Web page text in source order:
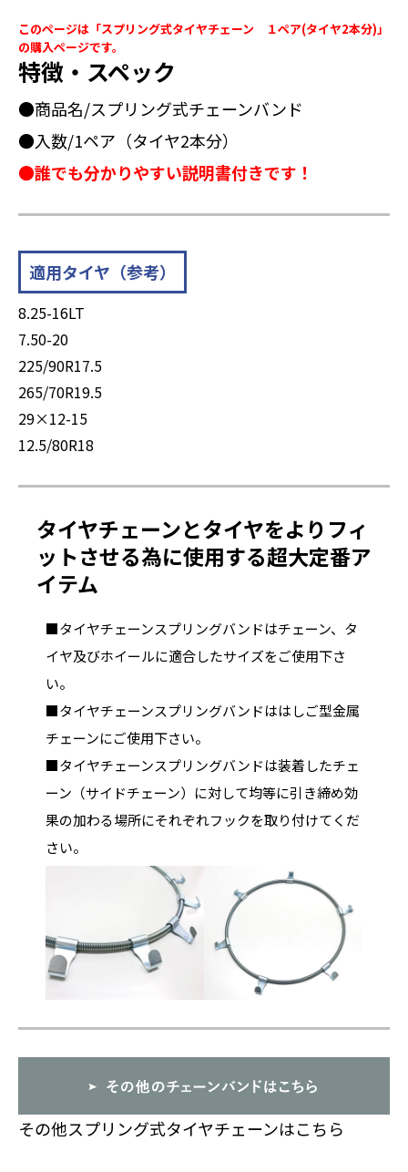
このページは「スプリング式タイヤチェーン １ペア(タイヤ2本分)」
の購入ページです。
特徴・スペック
●商品名/スプリング式チェーンバンド
●入数/1ペア（タイヤ2本分）
●誰でも分かりやすい説明書付きです！
適用タイヤ（参考）
8.25-16LT
7.50-20
225/90R17.5
265/70R19.5
29×12-15
12.5/80R18
タイヤチェーンとタイヤをよりフィ
ットさせる為に使用する超大定番ア
イテム
■タイヤチェーンスプリングバンドはチェーン、タ
イヤ及びホイールに適合したサイズをご使用下さ
い。
■タイヤチェーンスプリングバンドははしご型金属
チェーンにご使用下さい。
■タイヤチェーンスプリングバンドは装着したチェ
ーン（サイドチェーン）に対して均等に引き締め効
果の加わる場所にそれぞれフックを取り付けてくだ
さい。
その他スプリング式タイヤチェーンはこちら